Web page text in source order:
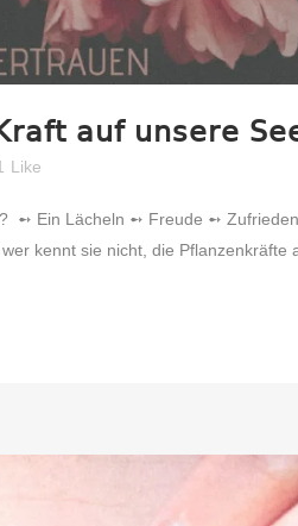
𝖺𝗎𝖿 𝗎𝗇𝗌𝖾𝗋𝖾
Like
➻ Ein Lächeln⁣ ➻ Freude⁣ ➻
kennt sie nicht, die Pflanzenkräfte